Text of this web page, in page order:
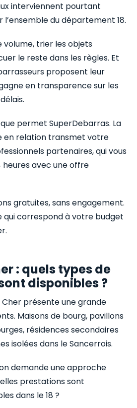
interviennent pourtant
l’ensemble du département 18.
volume, trier les objets
le reste dans les règles. Et
proposent leur
en transparence sur les
permet SuperDebarras. La
en relation transmet votre
partenaires, qui vous
avec une offre
gratuites, sans engagement.
qui correspond à votre budget
: quels types de
disponibles ?
présente une grande
Maisons de bourg, pavillons
résidences secondaires
isolées dans le Sancerrois.
demande une approche
prestations sont
dans le 18 ?